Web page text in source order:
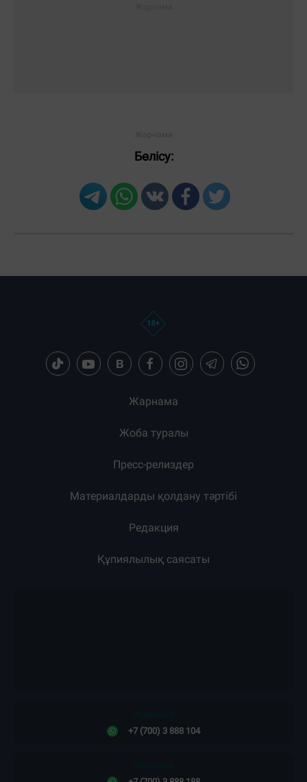
Бөлісу:
Жарнама
Жоба туралы
Пресс-релиздер
Материалдарды қолдану тәртібі
Редакция
Құпиялылық саясаты
+7 (700) 3 888 104